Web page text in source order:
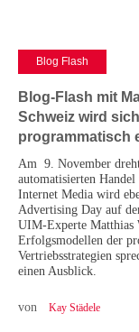
Blog Flash
Blog-Flash mit
Schweiz wird
programmatisch
Am 9. November
automatisierten
Internet Media wird
Advertising Day auf
UIM-Experte Matthias
Erfolgsmodellen der
Vertriebsstrategien
einen Ausblick.
von Kay Städele